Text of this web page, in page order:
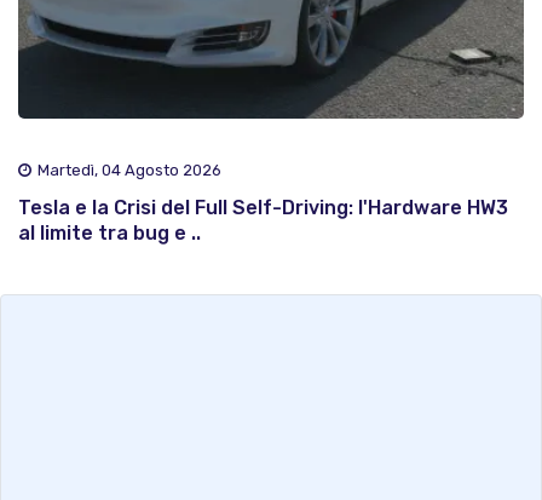
Martedì, 04 Agosto 2026
Tesla e la Crisi del Full Self-Driving: l'Hardware HW3
al limite tra bug e ..